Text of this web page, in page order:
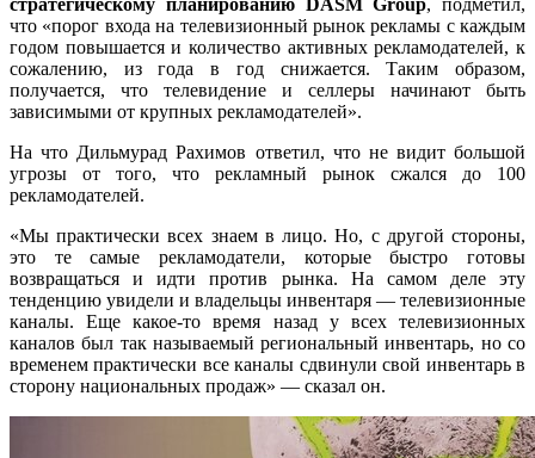
что «порог входа на телевизионный рынок рекламы с каждым
годом повышается и количество активных рекламодателей, к
сожалению, из года в год снижается. Таким образом,
получается, что телевидение и селлеры начинают быть
зависимыми от крупных рекламодателей».
На что Дильмурад Рахимов ответил, что не видит большой
угрозы от того, что рекламный рынок сжался до 100
рекламодателей.
«Мы практически всех знаем в лицо. Но, с другой стороны,
это те самые рекламодатели, которые быстро готовы
возвращаться и идти против рынка. На самом деле эту
тенденцию увидели и владельцы инвентаря — телевизионные
каналы. Еще какое-то время назад у всех телевизионных
каналов был так называемый региональный инвентарь, но со
временем практически все каналы сдвинули свой инвентарь в
сторону национальных продаж» — сказал он.